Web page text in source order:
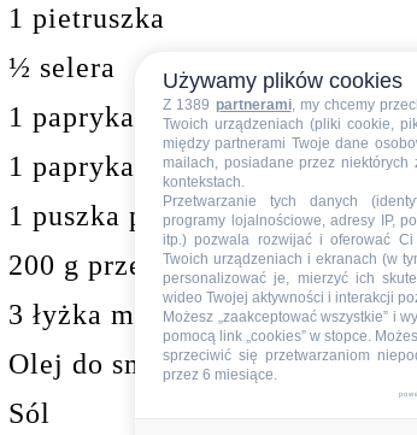
1 pietruszka
½ selera
1 papryka czerwona
1 papryka żółta
1 puszka pomidorów krojonych
200 g przecieru pomidorowego
3 łyżka mąki pszennej
Olej do smażenia
Sól
Używamy plików cookies
Z 1389 partnerami, my chcemy
Twoich urządzeniach (pliki cookie,
między partnerami Twoje dane
mailach, posiadane przez
kontekstach.
Przetwarzanie tych danych
programy lojalnościowe, adresy IP,
itp.) pozwala rozwijać i oferować
Twoich urządzeniach i ekranach (w
personalizować je, mierzyć ich
wideo Twojej aktywności i interakcji
Możesz „zaakceptować wszystkie” i
pomocą link „cookies” w stopce.
sprzeciwić się przetwarzaniom
przez 6 miesiące.